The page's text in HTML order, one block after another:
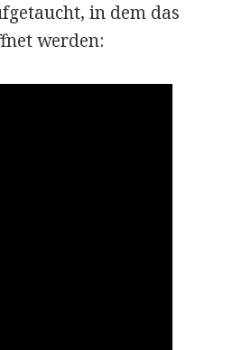
in dem das
werden: